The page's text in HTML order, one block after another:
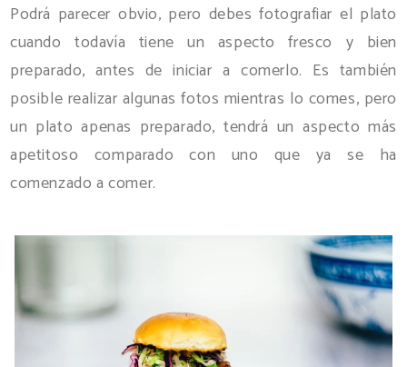
Podrá parecer obvio, pero debes fotografiar el plato
cuando todavía tiene un aspecto fresco y bien
preparado, antes de iniciar a comerlo. Es también
posible realizar algunas fotos mientras lo comes, pero
un plato apenas preparado, tendrá un aspecto más
apetitoso comparado con uno que ya se ha
comenzado a comer.